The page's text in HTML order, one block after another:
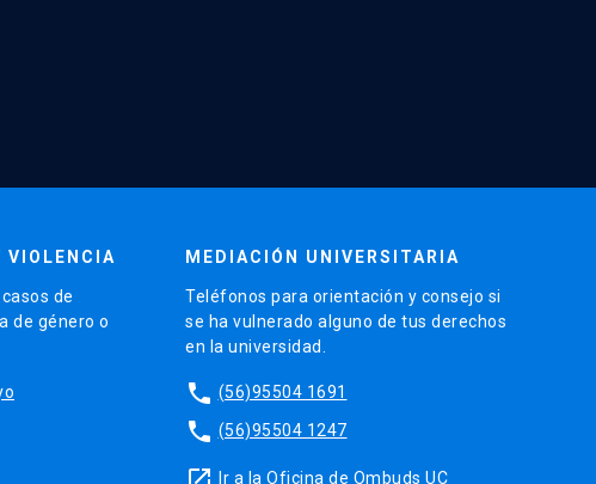
VIOLENCIA
de
de género o
MEDIACIÓN UNIVERSITARIA
Teléfonos para orientación y consejo si
se ha vulnerado alguno de tus derechos
en la universidad.
phone (56)95504 1691
phone (56)95504 1247
Ir a la Oficina de Ombuds UC